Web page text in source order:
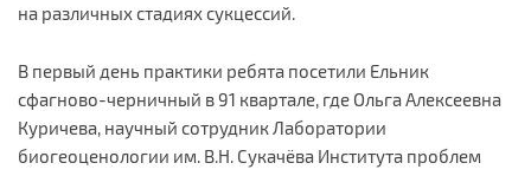
на различных стадиях сукцессий.
В первый день практики ребята посетили Ельник
сфагново-черничный в 91 квартале, где Ольга Алексеевна
Куричева, научный сотрудник Лаборатории
биогеоценологии им. В.Н. Сукачёва Института проблем